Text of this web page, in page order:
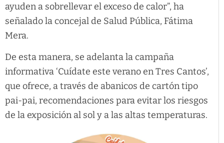
ayuden a sobrellevar el exceso de calor”, ha
señalado la concejal de Salud Pública, Fátima
Mera.
De esta manera, se adelanta la campaña
informativa ‘Cuídate este verano en Tres Cantos’,
que ofrece, a través de abanicos de cartón tipo
pai-pai, recomendaciones para evitar los riesgos
de la exposición al sol y a las altas temperaturas.